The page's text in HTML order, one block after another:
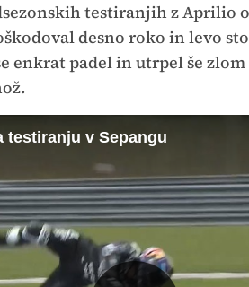
testiranjih z Aprilio
desno roko in levo
enkrat padel in utrpel še
testiranju v Sepangu